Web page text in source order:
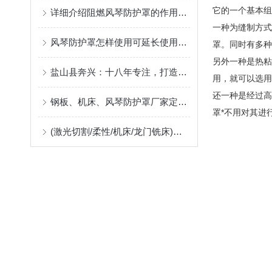
详细介绍阻燃风琴防护罩的作用及应用中出现问题的解决方案
风琴防护罩怎样使用可延长使用寿命
盐山县奔兴：十八年专注，打造高品质风琴罩、风琴护罩、风琴防护罩
钢板、机床、风琴防护罩厂家定制指南：柔性防护材料的耐温、阻燃与往复寿命解析
(激光切割/柔性/机床/龙门铣床)风琴防护罩生产厂，位于河北沧州售后好支持非标定制
它的一个基本
一种为缝制方
罩。同时有多
另外一种是热
用，就可以选
还一种是经过
罩*不用对其进